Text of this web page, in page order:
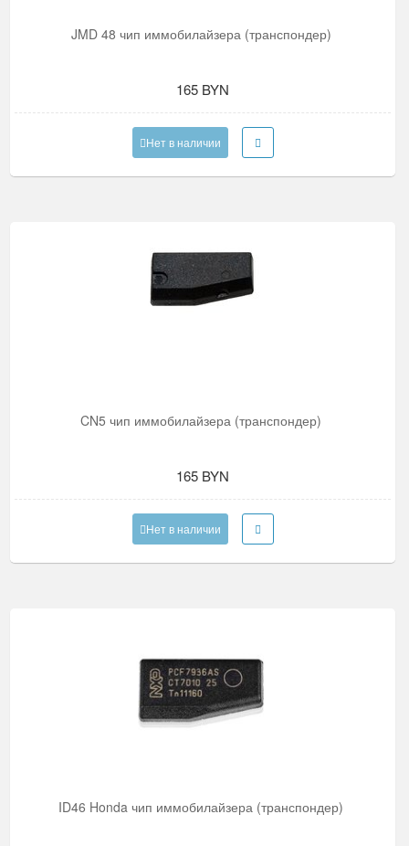
JMD 48 чип иммобилайзера (транспондер)
165 BYN
Нет в наличии
CN5 чип иммобилайзера (транспондер)
165 BYN
Нет в наличии
ID46 Honda чип иммобилайзера (транспондер)